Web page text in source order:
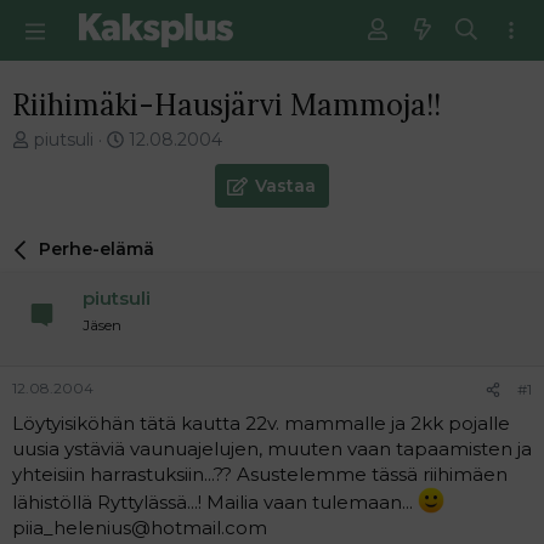
Riihimäki-Hausjärvi Mammoja!!
V
e
t
n
a
l
o
t
t
piutsuli
E
m
i
i
s
t
i
12.08.2004
Vastaa
Perhe-elämä
piutsuli
Jäsen
12.08.2004 #1
Löytyisiköhän tätä kautta 22v. mammalle ja 2kk pojalle
uusia ystäviä vaunuajelujen, muuten vaan tapaamisten ja
yhteisiin harrastuksiin...?? Asustelemme tässä riihimäen
lähistöllä Ryttylässä...! Mailia vaan tulemaan...
piia_helenius@hotmail.com